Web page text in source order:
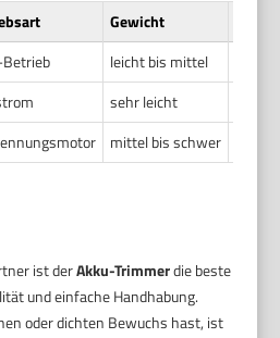
Gewicht
leicht bis mittel
sehr leicht
mittel bis schwer
ist derAkku-Trimmerdie beste
und einfache Handhabung.
oder dichten Bewuchs hast, ist